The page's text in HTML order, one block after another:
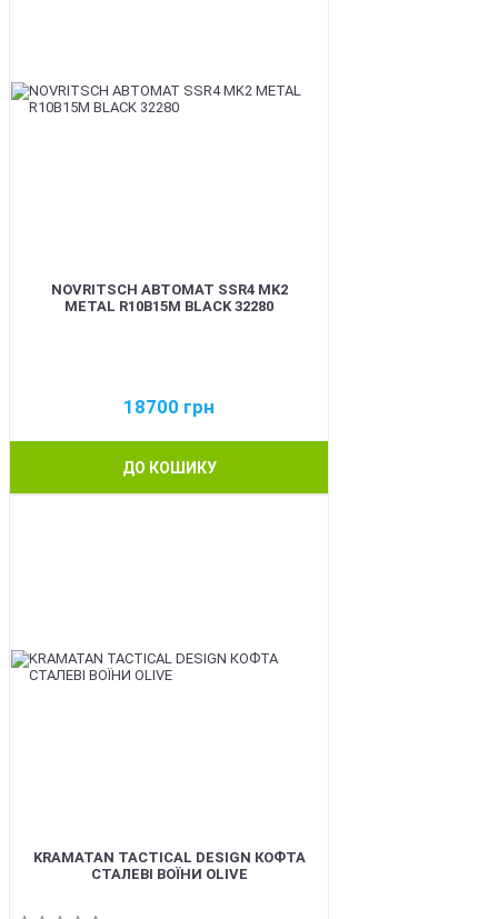
NOVRITSCH АВТОМАТ SSR4 MK2
METAL R10B15M BLACK 32280
18700 грн
ДО КОШИКУ
KRAMATAN TACTICAL DESIGN КОФТА
СТАЛЕВІ ВОЇНИ OLIVE